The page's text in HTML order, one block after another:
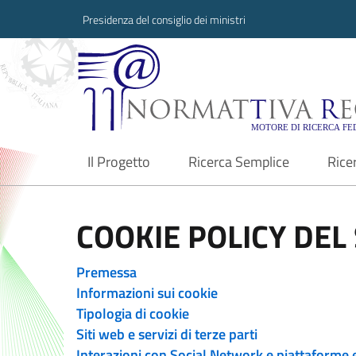
Presidenza del consiglio dei ministri
Normattiva
Il Progetto
current Ricerca Semplice
COOKIE POLICY
Premessa
Informazioni sui cookie
Tipologia di cookie
Siti web e servizi di terze parti